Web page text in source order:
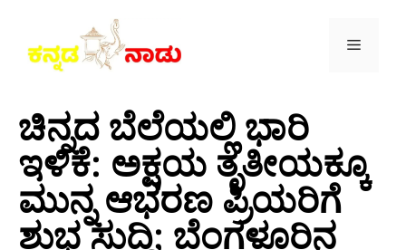
ಚಿನ್ನದ ಬೆಲೆಯಲ್ಲಿ ಭಾರಿ
ಇಳಿಕೆ: ಅಕ್ಷಯ ತೃತೀಯಕ್ಕೂ
ಮುನ್ನ ಆಭರಣ ಪ್ರಿಯರಿಗೆ
ಶುಭ ಸುದ್ದಿ; ಬೆಂಗಳೂರಿನ